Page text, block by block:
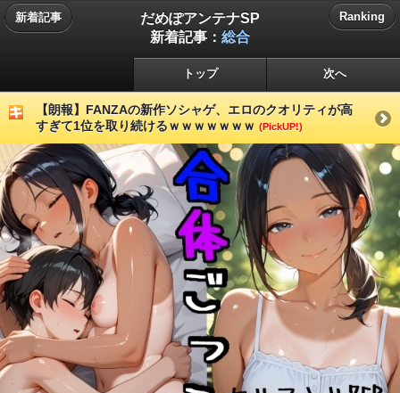
新着記事
だめぽアンテナSP
新着記事： 総合
Ranking
トップ 次へ
【朗報】FANZAの新作ソシャゲ、エロのクオリティが高
すぎて1位を取り続けるｗｗｗｗｗｗｗ (PickUP!)